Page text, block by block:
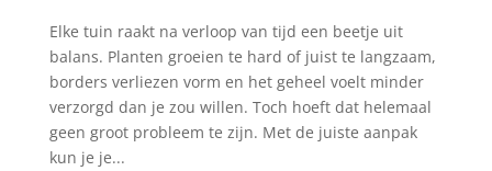
Elke tuin raakt na verloop van tijd een beetje uit
balans. Planten groeien te hard of juist te langzaam,
borders verliezen vorm en het geheel voelt minder
verzorgd dan je zou willen. Toch hoeft dat helemaal
geen groot probleem te zijn. Met de juiste aanpak
kun je je...